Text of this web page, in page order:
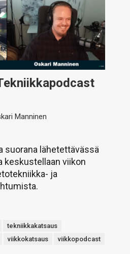
Manninen
suorana lähetettävässä
keskustellaan viikon
ja
tekniikkakatsaus
viikkokatsaus viikkopodcast